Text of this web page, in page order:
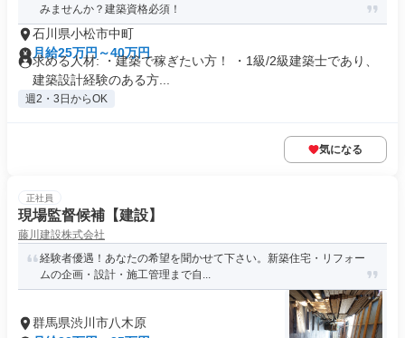
みませんか？建築資格必須！
石川県小松市中町
月給25万円～40万円
求める人材: ・建築で稼ぎたい方！ ・1級/2級建築士であり、
建築設計経験のある方...
週2・3日からOK
気になる
正社員
現場監督候補【建設】
藤川建設株式会社
経験者優遇！あなたの希望を聞かせて下さい。新築住宅・リフォー
ムの企画・設計・施工管理まで自...
群馬県渋川市八木原